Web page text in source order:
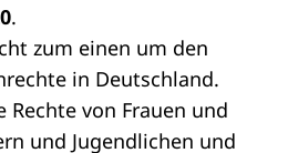
.
zum einen um den
in Deutschland.
von Frauen und
und Jugendlichen und